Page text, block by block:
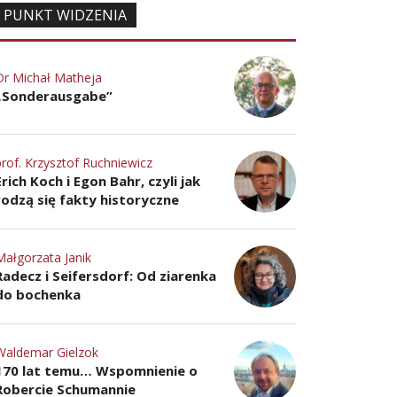
PUNKT WIDZENIA
Michał Matheja
Krzysztof Ruchniewicz
Koch i Egon Bahr, czyli jak
się fakty historyczne
Janik
i Seifersdorf: Od ziarenka
bochenka
Gielzok
lat temu… Wspomnienie o
Schumannie